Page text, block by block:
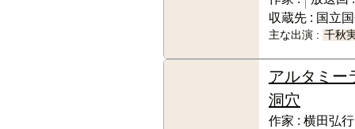
収蔵先 : 国立
主な出演 : 千秋
アルタミー
洞穴
作家 : 横田弘行